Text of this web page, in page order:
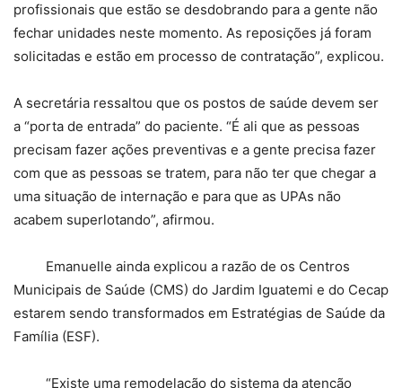
profissionais que estão se desdobrando para a gente não
fechar unidades neste momento. As reposições já foram
solicitadas e estão em processo de contratação”, explicou.
A secretária ressaltou que os postos de saúde devem ser
a “porta de entrada” do paciente. “É ali que as pessoas
precisam fazer ações preventivas e a gente precisa fazer
com que as pessoas se tratem, para não ter que chegar a
uma situação de internação e para que as UPAs não
acabem superlotando”, afirmou.
Emanuelle ainda explicou a razão de os Centros
Municipais de Saúde (CMS) do Jardim Iguatemi e do Cecap
estarem sendo transformados em Estratégias de Saúde da
Família (ESF).
“Existe uma remodelação do sistema da atenção